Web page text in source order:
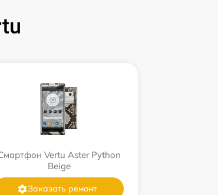
Vertu Aster Python
Beige
Заказать ремонт